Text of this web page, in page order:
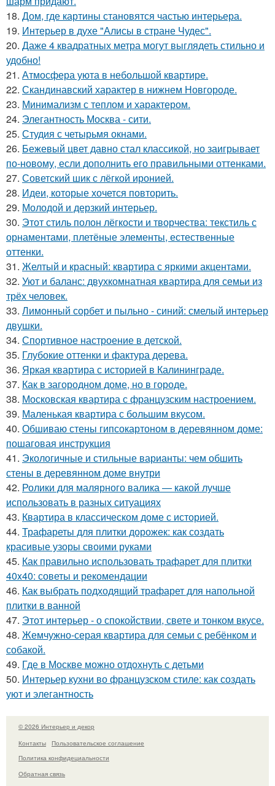
18. Дом, где картины становятся частью интерьера.
19. Интерьер в духе "Алисы в стране Чудес".
20. Даже 4 квадратных метра могут выглядеть стильно и
удобно!
21. Атмосфера уюта в небольшой квартире.
22. Скандинавский характер в нижнем Новгороде.
23. Минимализм с теплом и характером.
24. Элегантность Москва - сити.
25. Студия с четырьмя окнами.
26. Бежевый цвет давно стал классикой, но заигрывает
по-новому, если дополнить его правильными оттенками.
27. Советский шик с лёгкой иронией.
28. Идеи, которые хочется повторить.
29. Молодой и дерзкий интерьер.
30. Этот стиль полон лёгкости и творчества: текстиль с
орнаментами, плетёные элементы, естественные
оттенки.
31. Желтый и красный: квартира с яркими акцентами.
32. Уют и баланс: двухкомнатная квартира для семьи из
трёх человек.
33. Лимонный сорбет и пыльно - синий: смелый интерьер
двушки.
34. Спортивное настроение в детской.
35. Глубокие оттенки и фактура дерева.
36. Яркая квартира с историей в Калининграде.
37. Как в загородном доме, но в городе.
38. Московская квартира с французским настроением.
39. Маленькая квартира с большим вкусом.
40. Обшиваю стены гипсокартоном в деревянном доме:
пошаговая инструкция
41. Экологичные и стильные варианты: чем обшить
стены в деревянном доме внутри
42. Ролики для малярного валика — какой лучше
использовать в разных ситуациях
43. Квартира в классическом доме с историей.
44. Трафареты для плитки дорожек: как создать
красивые узоры своими руками
45. Как правильно использовать трафарет для плитки
40x40: советы и рекомендации
46. Как выбрать подходящий трафарет для напольной
плитки в ванной
47. Этот интерьер - о спокойствии, свете и тонком вкусе.
48. Жемчужно-серая квартира для семьи с ребёнком и
собакой.
49. Где в Москве можно отдохнуть с детьми
50. Интерьер кухни во французском стиле: как создать
уют и элегантность
© 2026 Интерьер и декор
Контакты
Пользовательское соглашение
Политика конфидециальности
Обратная связь